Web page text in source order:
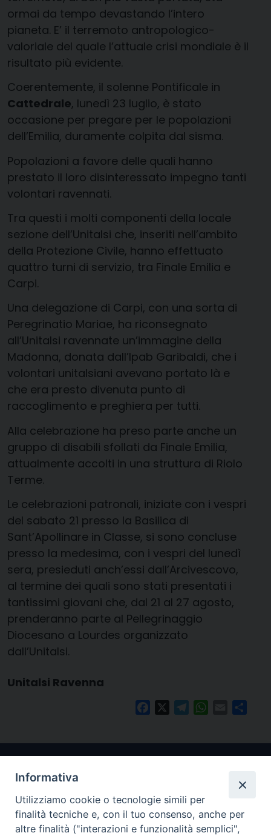
ormai da tempo devastando l’intero
pianeta. E’ il terremoto antropologico-
valoriale del quale l’attuale crisi mondiale è il
risultato più evidente.
Coerentemente, il solenne Pontificale in
Cattedrale, lunedì 23 luglio, è stato
occasione per pregare per le popolazioni
dell’Emilia, duramente colpita dal sisma.
Popolazioni a favore delle quali hanno
prestato il loro disinteressato impegno tanti
volontari ravennati.
Tra questi i molti componenti della locale
sezione dell’Unitalsi che, inseriti nell’ambito
della Protezione Civile, hanno effettuato
quattro turni di servizio, tra Finale Emilia e
Carpi.
Una delegazione di Carpi, con una sorta di
Peregrinatio Mariae, ha riconsegnato
all’Unitalsi ravennate un’immagine della
Madonna, donata dall’Ipab Garibaldi, che i
volontari unitalsiani avevano portato là e
che era presto divenuta punto di
raccoglimento e preghiera per tutti.
Alla celebrazione ha preso parte anche un
gruppo di disabili sfollati da Finale Emilia,
attualmente accolti in una struttura di Riolo
Terme.
Le celebrazioni patronali, iniziate con i vespri
del sabato 21 presso la Basilica di
Sant’Apollinare in Classe, si sono concluse
presso la medesima, con i vespri del lunedì
sera, presieduti anch’essi dall’Arcivescovo,
al termine dei quali sono stati presentati i
tantissimi giovani che, dal 21 al 27 agosto,
prenderanno parte al Pellegrinaggio
Diocesano a Lourdes organizzato
dall’Unitalsi.
Unitalsi Ravenna
FacebookTelegramWhatsApp
Email
Informativa
Utilizziamo cookie o tecnologie simili per
finalità tecniche e, con il tuo consenso, anche per
altre finalità ("interazioni e funzionalità semplici",